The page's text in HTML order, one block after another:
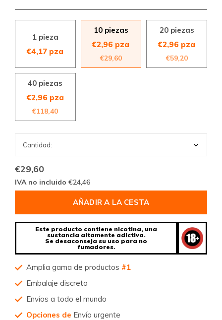
1 pieza
€4,17 pza
10 piezas
€2,96 pza
€29,60
20 piezas
€2,96 pza
€59,20
40 piezas
€2,96 pza
€118,40
€29,60
IVA no incluido €24,46
AÑADIR A LA CESTA
Este producto contiene nicotina, una
sustancia altamente adictiva.
Se desaconseja su uso para no
fumadores.
Amplia gama de productos #1
Embalaje discreto
Envíos a todo el mundo
Opciones de Envío urgente